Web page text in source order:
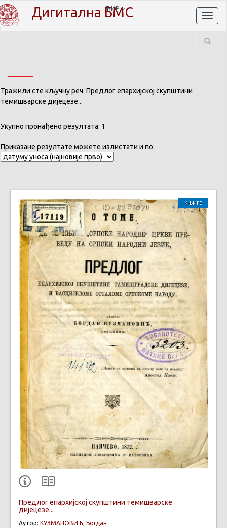
Дигитална БМС
ЋИР
Тражили сте кључну реч: Предлог епархијској скупштини
темишварске дијецезе...
Укупно пронађено резултата: 1
Приказане резултате можете излистати и по:
КЊИГЕ
Предлог епархијској скупштини темишварске
дијецезе...
Аутор: КУЗМАНОВИЋ, Богдан